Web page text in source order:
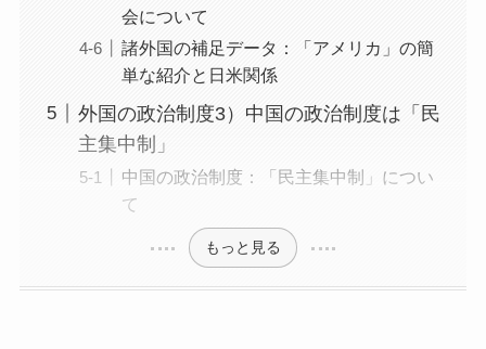
会について
諸外国の補足データ：「アメリカ」の簡
単な紹介と日米関係
外国の政治制度3）中国の政治制度は「民
主集中制」
中国の政治制度：「民主集中制」につい
て
もっと見る